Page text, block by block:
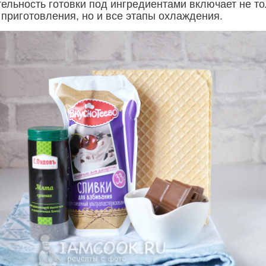
готовки под ингредиентами включает не
но и все этапы охлаждения.